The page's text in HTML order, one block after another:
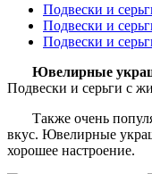
Подвески и
Подвески и
Подвески и
Ювелирные
Подвески и серьги с
Также очень
вкус. Ювелирные
хорошее настроение.